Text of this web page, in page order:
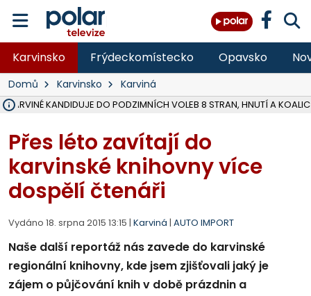
Karvinsko Frýdeckomístecko Opavsko
Domů Karvinsko Karviná
V KARVINÉ KANDIDUJE DO PODZIMNÍCH VOLEB 8 STRAN, HNUTÍ A KOALIC
Přes léto zavítají do
karvinské knihovny více
dospělí čtenáři
Vydáno 18. srpna 2015 13:15 | Karviná | AUTO IMPORT
Naše další reportáž nás zavede do karvinské
regionální knihovny, kde jsem zjišťovali jaký je
zájem o půjčování knih v době prázdnin a